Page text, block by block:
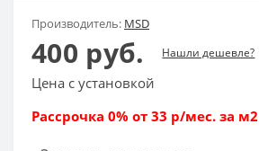
Производитель: MSD
400 руб. Нашли дешевле?
Цена с установкой
Рассрочка 0% от 33 р/мес. за м2